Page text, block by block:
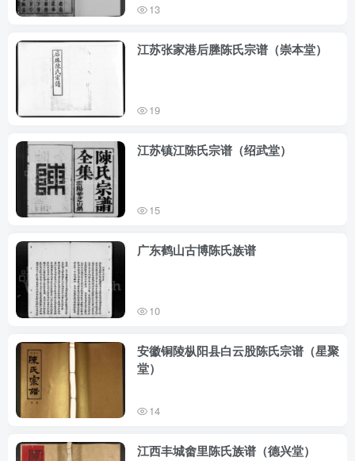
13
江苏张家港后塍陈氏宗谱（崇本堂）
19
江苏镇江陈氏宗谱（绍武堂）
15
广东鹤山古博陈氏族谱
10
安徽铜陵枞阳县白云股陈氏宗谱（星聚
堂）
14
江西丰城畬里陈氏族谱（德兴堂）